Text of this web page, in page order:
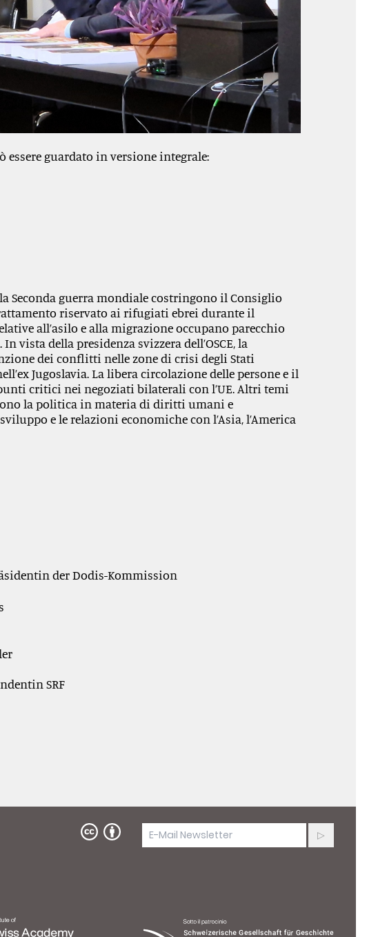
essere guardato in versione integrale:
Seconda guerra mondiale costringono il Consiglio
riservato ai rifugiati ebrei durante il
all’asilo e alla migrazione occupano parecchio
vista della presidenza svizzera dell’OSCE, la
dei conflitti nelle zone di crisi degli Stati
Jugoslavia. La libera circolazione delle persone e il
critici nei negoziati bilaterali con l’UE. Altri temi
la politica in materia di diritti umani e
e le relazioni economiche con l’Asia, l’America
der Dodis-Kommission
SRF